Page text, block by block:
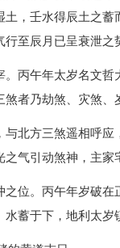
土，壬水得辰土之
行至辰月已呈衰泄之
。丙午年太岁名文
煞者乃劫煞、灾煞、
与北方三煞遥相呼
气引动煞神，主家
之位。丙午年岁破
水蓄于下，地利太